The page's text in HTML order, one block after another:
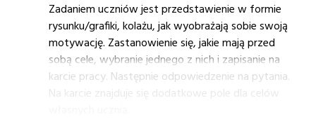
Zadaniem uczniów jest przedstawienie w formie
rysunku/grafiki, kolażu, jak wyobrażają sobie swoją
motywację. Zastanowienie się, jakie mają przed
sobą cele, wybranie jednego z nich i zapisanie na
karcie pracy. Następnie odpowiedzenie na pytania.
Na karcie znajduje się dodatkowe pole dla celów